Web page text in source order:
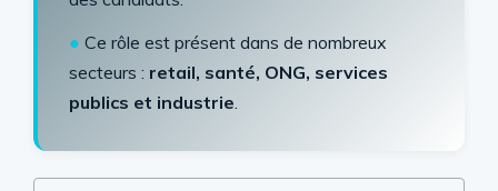
● Ce rôle est présent dans de nombreux
secteurs : retail, santé, ONG, services
publics et industrie.